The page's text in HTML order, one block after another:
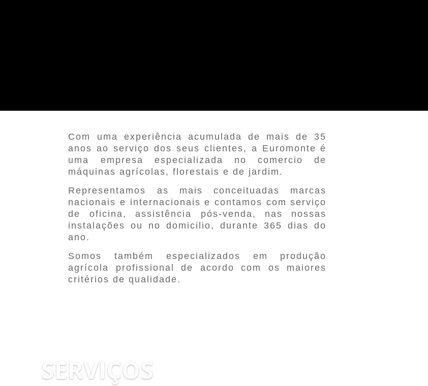
Com uma experiência acumulada de mais de 35
anos ao serviço dos seus clientes, a Euromonte é
uma empresa especializada no comercio de
máquinas agrícolas, florestais e de jardim.
Representamos as mais conceituadas marcas
nacionais e internacionais e contamos com serviço
de oficina, assistência pós-venda, nas nossas
instalações ou no domicilio, durante 365 dias do
ano.
Somos também especializados em produção
agrícola profissional de acordo com os maiores
critérios de qualidade.
SERVIÇOS